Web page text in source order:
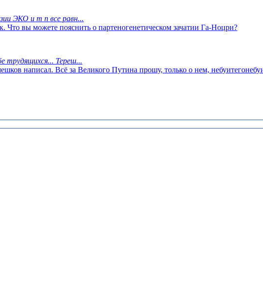
ЭКО и т п все равн...
вы можете пояснить о партеногенетическом зачатии Га-Ноцри?
трудящихся... Тереш...
написал. Всё за Великого Путина прошу, только о нем,